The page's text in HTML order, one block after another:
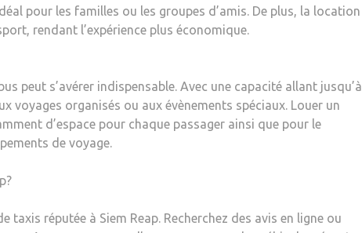
pour les familles ou les groupes d’amis. De plus, la location
rendant l’expérience plus économique.
peut s’avérer indispensable. Avec une capacité allant jusqu’à
voyages organisés ou aux évènements spéciaux. Louer un
d’espace pour chaque passager ainsi que pour le
de voyage.
réputée à Siem Reap. Recherchez des avis en ligne ou